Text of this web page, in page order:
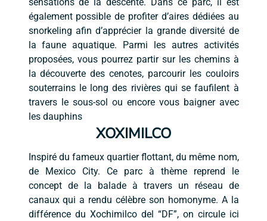
sensations de la descente. Dans ce parc, il est
également possible de profiter d’aires dédiées au
snorkeling afin d’apprécier la grande diversité de
la faune aquatique. Parmi les autres activités
proposées, vous pourrez partir sur les chemins à
la découverte des cenotes, parcourir les couloirs
souterrains le long des rivières qui se faufilent à
travers le sous-sol ou encore vous baigner avec
les dauphins
XOXIMILCO
Inspiré du fameux quartier flottant, du même nom,
de Mexico City. Ce parc à thème reprend le
concept de la balade à travers un réseau de
canaux qui a rendu célèbre son homonyme. A la
différence du Xochimilco del “DF”, on circule ici